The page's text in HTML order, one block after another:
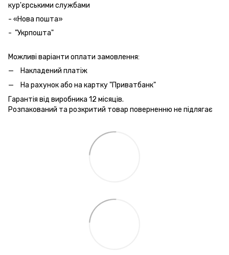
кур'єрськими службами
- «Нова пошта»
- "Укрпошта"
Можливі варіанти оплати замовлення:
Накладений платіж
На рахунок або на картку "Приватбанк"
Гарантія від виробника 12 місяців.
Розпакований та розкритий товар поверненню не підлягає